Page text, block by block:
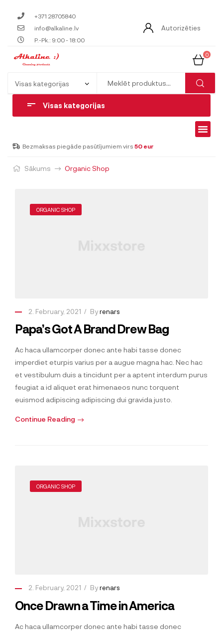
+371 28705840
info@alkaline.lv
P.-Pk.: 9:00 - 18:00
Autorizēties
0
Visas kategorijas
Bezmaksas piegāde pasūtījumiem virs 50 eur
Sākums Organic Shop
ORGANIC SHOP
2. February, 2021 Byrenars
Papa’s Got A Brand Drew Bag
Ac haca ullamcorper donec ante habi tasse donec
imperdiet eturpis varius per a augue magna hac. Nec hac
et vestibulum duis a tincidunt per a aptent interdum purus
feugiat a id aliquet erat himenaeos nunc torquent
euismod adipiscing adipiscing dui gravida justo.
Continue Reading
ORGANIC SHOP
2. February, 2021 Byrenars
Once Drawn a Time in America
Ac haca ullamcorper donec ante habi tasse donec